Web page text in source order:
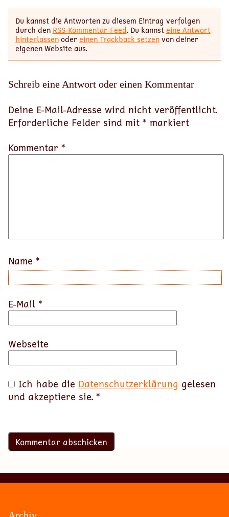
Du kannst die Antworten zu diesem Eintrag verfolgen
durch den RSS-Kommentar-Feed. Du kannsteine Antwort
hinterlassenodereinen Trackback setzenvon deiner
eigenen Website aus.
Schreib eine Antwort oder einen Kommentar
Deine E-Mail-Adresse wird nicht veröffentlicht.
Erforderliche Felder sind mit * markiert
Kommentar *
Name *
E-Mail *
Webseite
Ich habe die Datenschutzerklärung gelesen
und akzeptiere sie. *